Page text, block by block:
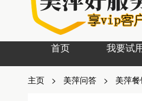
首页 我要试
主页 > 美萍问答 > 美萍